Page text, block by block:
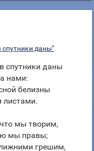
спутники даны"
спутники даны
нами:
белизны
листами.
мы творим,
мы правы;
грешим,